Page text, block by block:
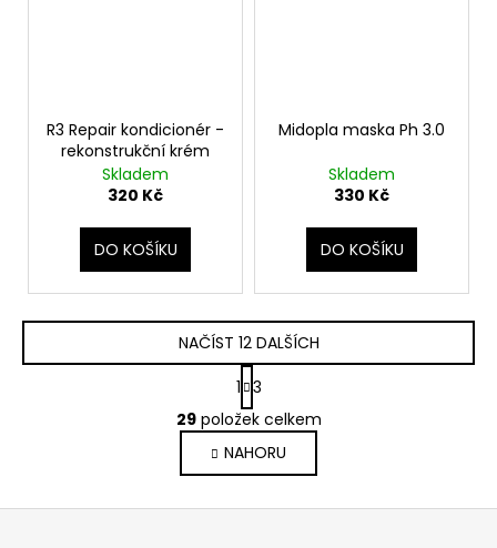
R3 Repair kondicionér -
rekonstrukční krém
Skladem
320 Kč
DO KOŠÍKU
Midopla maska Ph 3.0
Skladem
330 Kč
DO KOŠÍKU
O
v
l
á
d
NAČÍST 12 DALŠÍCH
S
t
r
á
n
k
o
1 3
29položek celkem
NAHORU